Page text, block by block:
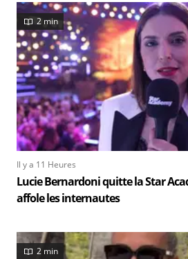
2 min
Il y a 11 Heures
Lucie Bernardoni quitte la Star
affole les internautes
2 min